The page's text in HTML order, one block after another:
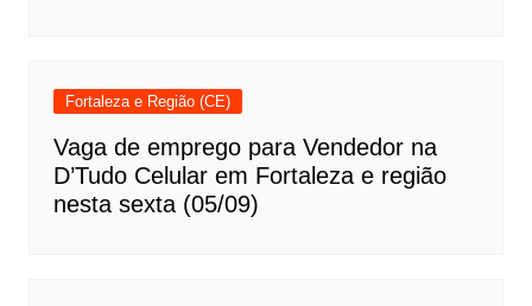
Fortaleza e Região (CE)
Vaga de emprego para Vendedor na
D’Tudo Celular em Fortaleza e região
nesta sexta (05/09)